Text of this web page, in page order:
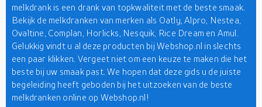
melkdrank is een drank van topkwaliteit met de beste smaak.
Bekijk de melkdranken van merken als Oatly, Alpro, Nestea,
Ovaltine, Complan, Horlicks, Nesquik, Rice Dream en Amul.
Gelukkig vindt u al deze producten bij Webshop.nl in slechts
een paar klikken. Vergeet niet om een keuze te maken die het
beste bij uw smaak past. We hopen dat deze gids u de juiste
begeleiding heeft geboden bij het uitzoeken van de beste
melkdranken online op Webshop.nl!